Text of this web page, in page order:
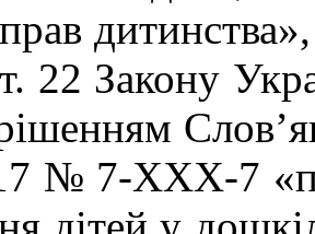
22 Закону
№ 7-ХХХ-7